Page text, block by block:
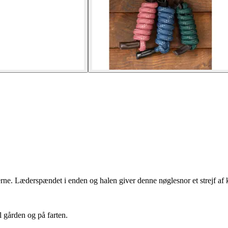
Læderspændet i enden og halen giver denne nøglesnor et strejf af
og på farten.